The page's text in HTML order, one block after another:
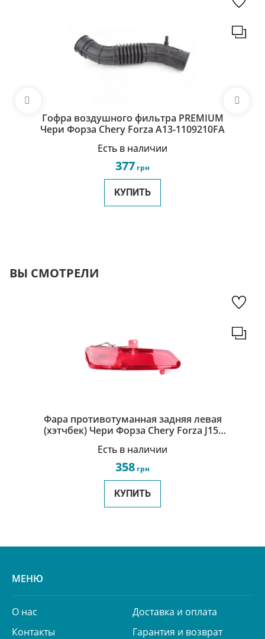
Гофра воздушного фильтра PREMIUM
Чери Форза Chery Forza A13-1109210FA
Есть в наличии
377 грн
КУПИТЬ
ВЫ СМОТРЕЛИ
Фара противотуманная задняя левая
(хэтчбек) Чери Форза Chery Forza J15-
Есть в наличии
358 грн
КУПИТЬ
МЕНЮ
О нас
Доставка и оплата
Контакты
Гарантия и возврат